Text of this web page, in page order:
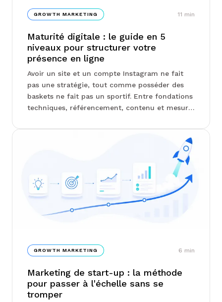
GROWTH MARKETING 11 min
Maturité digitale : le guide en 5
niveaux pour structurer votre
présence en ligne
Avoir un site et un compte Instagram ne fait
pas une stratégie, tout comme posséder des
baskets ne fait pas un sportif. Entre fondations
techniques, référencement, contenu et mesure
par étapes, et savoir où l'on se situe change
tout. Chez Junto, on vous explique comment
concentrer vos efforts là où ils comptent
vraiment...
GROWTH MARKETING 6 min
Marketing de start-up : la méthode
pour passer à l'échelle sans se
tromper